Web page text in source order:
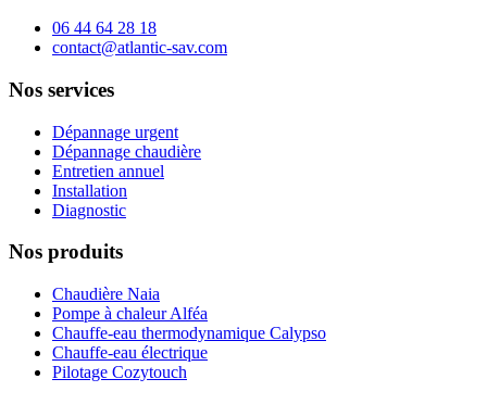
06 44 64 28 18
contact@atlantic-sav.com
Nos services
Dépannage urgent
Dépannage chaudière
Entretien annuel
Installation
Diagnostic
Nos produits
Chaudière Naia
Pompe à chaleur Alféa
Chauffe-eau thermodynamique Calypso
Chauffe-eau électrique
Pilotage Cozytouch